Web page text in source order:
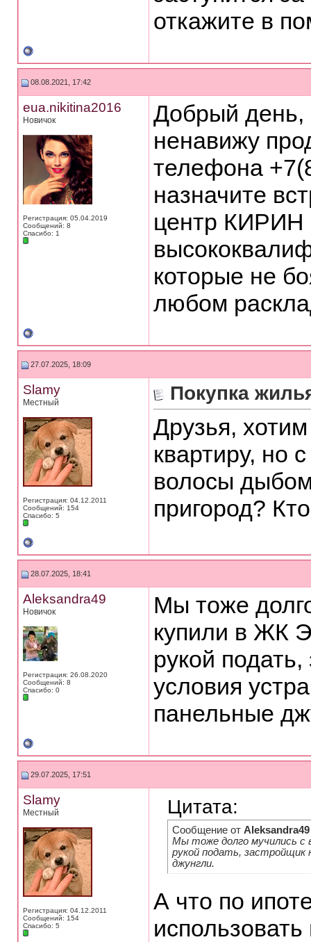
откажите в
08.08.2021, 17:42
eua.nikitina2016
Новичок
Регистрация: 05.04.2019
Сообщений: 8
Спасибо: 1
Добрый день,
ненавижу
телефона
назначите
центр КИРИН
которые не
любом
27.07.2025, 18:09
Slamy
Местный
Регистрация: 04.12.2011
Сообщений: 154
Спасибо: 5
Покупка
Друзья,
квартиру, но
волосы
пригород?
28.07.2025, 18:41
Aleksandra49
Новичок
Регистрация: 26.08.2020
Сообщений: 8
Спасибо: 0
Мы тоже
купили в ЖК
рукой
условия
панельные
29.07.2025, 17:51
Slamy
Местный
Регистрация: 04.12.2011
Сообщений: 154
Спасибо: 5
Цитата:
Сообщение от Aleksandra49
Мы тоже долго мучились с
рукой подать, застройщик
джунгли.
А что по